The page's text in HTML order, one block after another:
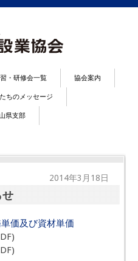
・研修会一覧 協会案内
ちのメッセージ
県支部
2014年3月18日
せ
価及び資材単価